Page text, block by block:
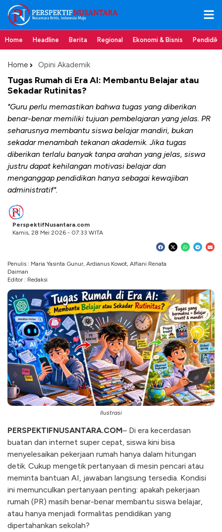
Home Headline Berita Regional Ekonomi & Bisnis
Home Opini Akademik
Tugas Rumah di Era AI: Membantu Belajar atau
Sekadar Rutinitas?
"Guru perlu memastikan bahwa tugas yang diberikan
benar-benar memiliki tujuan pembelajaran yang jelas. PR
seharusnya membantu siswa belajar mandiri, bukan
sekadar menambah tekanan akademik. Jika tugas
diberikan terlalu banyak tanpa arahan yang jelas, siswa
justru dapat kehilangan motivasi belajar dan
menganggap pendidikan hanya sebagai kewajiban
administratif".
PerspektifNusantara.com
Kamis, 28 Mei 2026 - 07:33 WITA
Penulis : Maria Yasinta Gunur, Ardianus Kowot, Alfiani Renata
Daiman
Editor : Redaksi
Ilustrasi
PERSPEKTIFNUSANTARA.COM– Di era kecerdasan
buatan dan internet super cepat, siswa kini bisa
menyelesaikan pekerjaan rumah hanya dalam hitungan
detik. Cukup mengetik pertanyaan di mesin pencari atau
meminta bantuan AI, jawaban langsung tersedia. Kondisi
ini memunculkan pertanyaan penting: apakah pekerjaan
rumah (PR) masih benar-benar membantu siswa belajar,
atau hanya menjadi formalitas pendidikan yang
dipertahankan sekolah?